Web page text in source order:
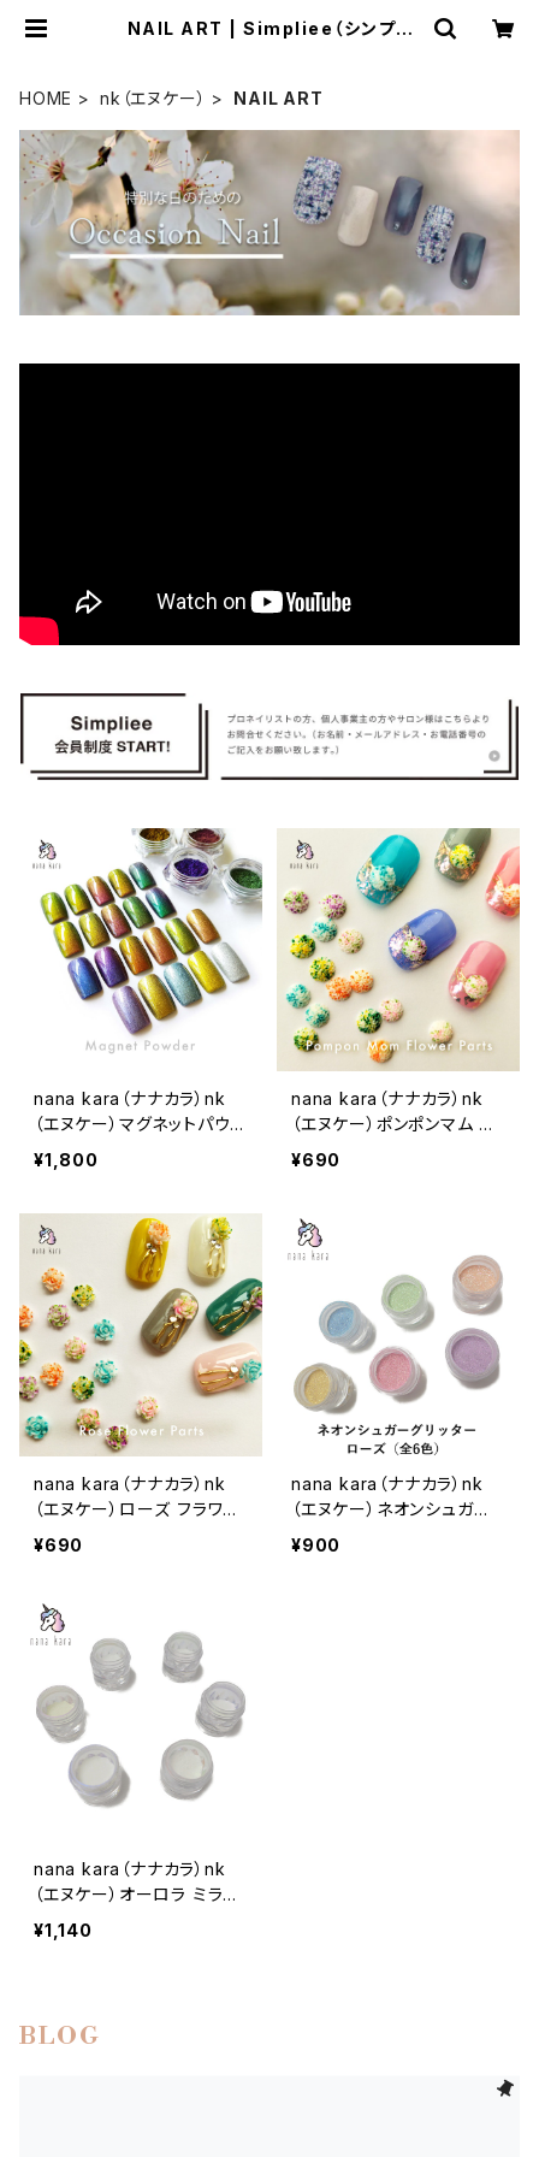
NAIL ART | Simpliee（シンプリ
HOME nk（エヌケー） NAIL ART
nana kara（ナナカラ）nk
（エヌケー）マグネットパウダ
ー
¥1,800
nana kara（ナナカラ）nk
（エヌケー）ポンポンマム フ
ラワーパーツ
¥690
nana kara（ナナカラ）nk
（エヌケー）ローズ フラワー
パーツ
¥690
nana kara（ナナカラ）nk
（エヌケー）ネオンシュガー
グリッター ローズ（全6色）
¥900
nana kara（ナナカラ）nk
（エヌケー）オーロラ ミラー
パウダー プロ
¥1,140
BLOG